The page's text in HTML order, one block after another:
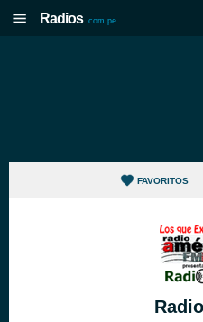
Radios .com.pe
FAVORITOS